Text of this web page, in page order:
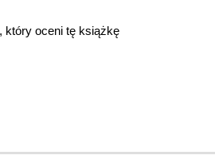
który oceni tę książkę